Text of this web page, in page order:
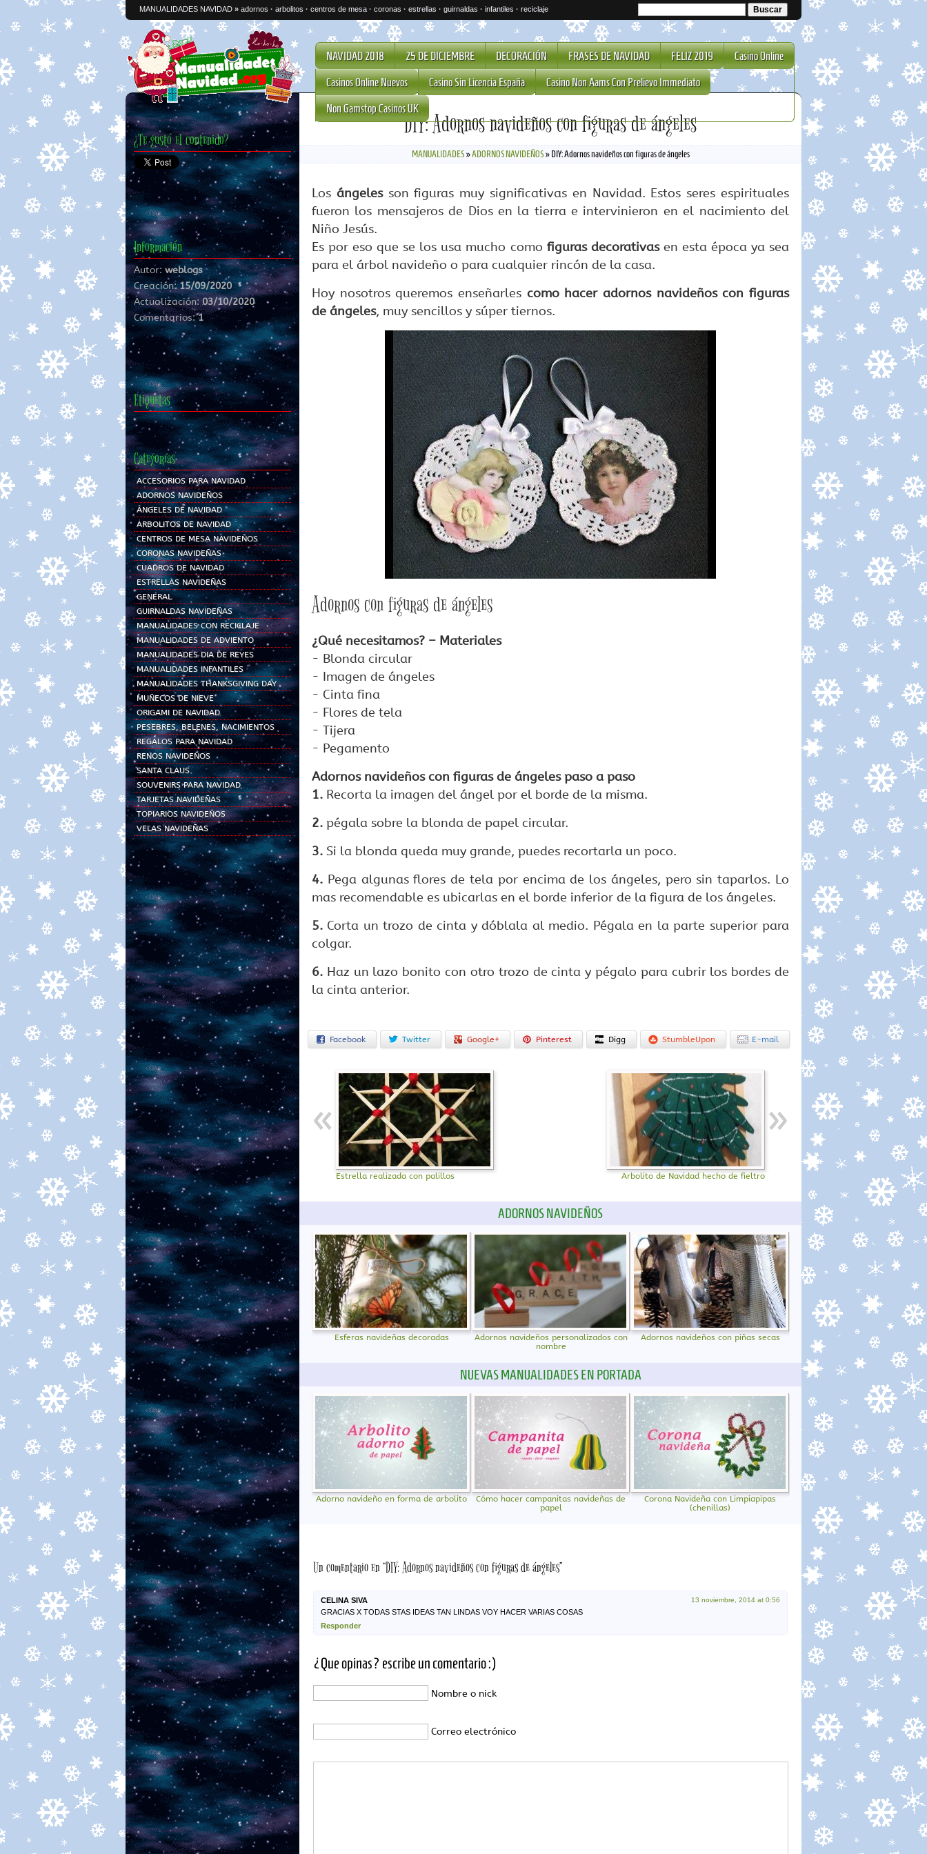
MANUALIDADES NAVIDAD » adornos · arbolitos · centros de mesa · coronas · estrellas · guirnaldas · infantiles · reciclaje
NAVIDAD 2018 25 DE DICIEMBRE DECORACIÓN FRASES DE NAVIDAD FELIZ 2019 Casino Online
Casinos Online Nuevos Casino Sin Licencia España Casino Non Aams Con Prelievo Immediato
Non Gamstop Casinos UK
DIY: Adornos navideños con figuras de ángeles
MANUALIDADES»ADORNOS NAVIDEÑOS» DIY: Adornos navideños con figuras de ángeles
Los ángelesson figuras muy significativas en Navidad. Estos seres espirituales
fueron los mensajeros de Dios en la tierra e intervinieron en el nacimiento del
Niño Jesús.
Es por eso que se los usa mucho como figuras decorativasen esta época ya sea
para el árbol navideño o para cualquier rincón de la casa.
Hoy nosotros queremos enseñarles como hacer adornos navideños con figuras
de ángeles, muy sencillos y súper tiernos.
Adornos con figuras de ángeles
¿Qué necesitamos? – Materiales
- Blonda circular
- Imagen de ángeles
- Cinta fina
- Flores de tela
- Tijera
- Pegamento
Adornos navideños con figuras de ángeles paso a paso
1. Recorta la imagen del ángel por el borde de la misma.
2. pégala sobre la blonda de papel circular.
3. Si la blonda queda muy grande, puedes recortarla un poco.
4. Pega algunas flores de tela por encima de los ángeles, pero sin taparlos. Lo
mas recomendable es ubicarlas en el borde inferior de la figura de los ángeles.
5. Corta un trozo de cinta y dóblala al medio. Pégala en la parte superior para
colgar.
6. Haz un lazo bonito con otro trozo de cinta y pégalo para cubrir los bordes de
la cinta anterior.
Facebook Twitter Google+ Pinterest Digg StumbleUpon E-mail
Estrella realizada con palillos Arbolito de Navidad hecho de fieltro
ADORNOS NAVIDEÑOS
Esferas navideñas decoradas
Adornos navideños personalizados con
nombre
Adornos navideños con piñas secas
NUEVAS MANUALIDADES EN PORTADA
Adorno navideño en forma de arbolito
Cómo hacer campanitas navideñas de
papel
Corona Navideña con Limpiapipas
(chenillas)
Un comentario en “DIY: Adornos navideños con figuras de ángeles”
CELINA SIVA 13 noviembre, 2014 at 0:56
GRACIAS X TODAS STAS IDEAS TAN LINDAS VOY HACER VARIAS COSAS
Responder
¿Que opinas? escribe un comentario :)
Nombre o nick
Correo electrónico
¿Te gustó el contenido?
Información
Autor: weblogs
Creación:15/09/2020
Actualización:03/10/2020
Comentarios:1
Etiquetas
Categorías
ACCESORIOS PARA NAVIDAD
ADORNOS NAVIDEÑOS
ÁNGELES DE NAVIDAD
ARBOLITOS DE NAVIDAD
CENTROS DE MESA NAVIDEÑOS
CORONAS NAVIDEÑAS
CUADROS DE NAVIDAD
ESTRELLAS NAVIDEÑAS
GENERAL
GUIRNALDAS NAVIDEÑAS
MANUALIDADES CON RECICLAJE
MANUALIDADES DE ADVIENTO
MANUALIDADES DIA DE REYES
MANUALIDADES INFANTILES
MANUALIDADES THANKSGIVING DAY
MUÑECOS DE NIEVE
ORIGAMI DE NAVIDAD
PESEBRES, BELENES, NACIMIENTOS
REGALOS PARA NAVIDAD
RENOS NAVIDEÑOS
SANTA CLAUS
SOUVENIRS PARA NAVIDAD
TARJETAS NAVIDEÑAS
TOPIARIOS NAVIDEÑOS
VELAS NAVIDEÑAS